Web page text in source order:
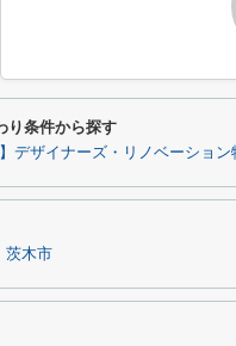
り条件から探す
】デザイナーズ・リノベーション
茨木市